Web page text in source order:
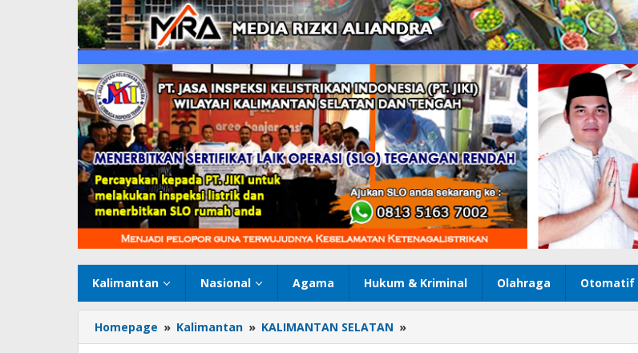
Kalimantan Nasional Agama Hukum & Kriminal Olahraga Otomatif
Homepage » Kalimantan » KALIMANTAN SELATAN »
Program